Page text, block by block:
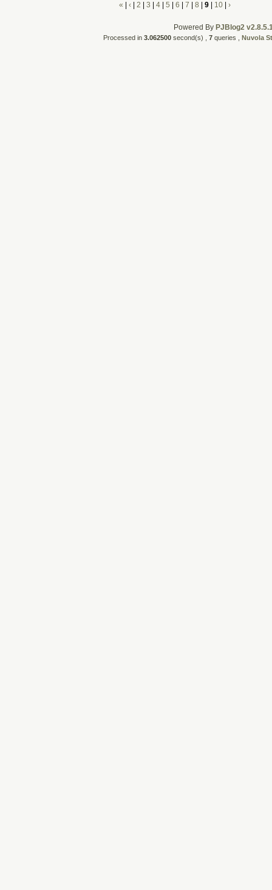
« ‹ 2 3 4 5 6 7 8 9 10 ›
Powered By PJBlog2
Processed in 3.062500 second(s) , 7 queries , Nuvola